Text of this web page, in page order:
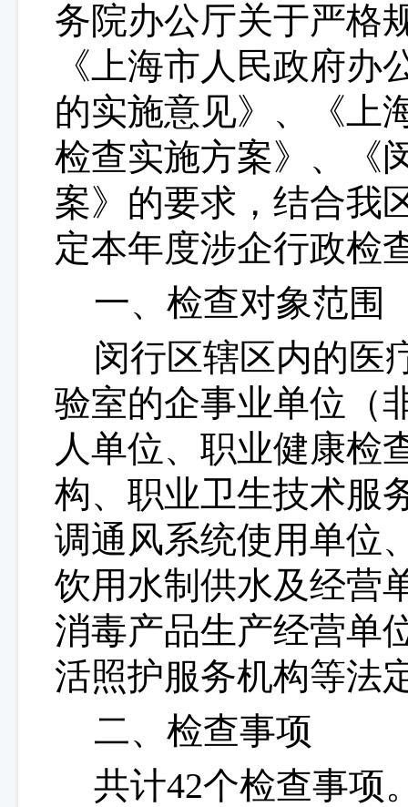
务院办公厅关于严格
《上海市人民政府
的实施意见》、《上
检查实施方案》 、《
案》 的要求，结合我
定本年度涉企行政检
一、 检查对象范围
闵行区辖区内的医
验室的企事业单位（
人单位、职业健康检
构、职业卫生技术服
调通风系统使用单位
饮用水制供水及经营
消毒产品生产经营单
活照护服务机构等法
二、检查事项
共计42个检查事项